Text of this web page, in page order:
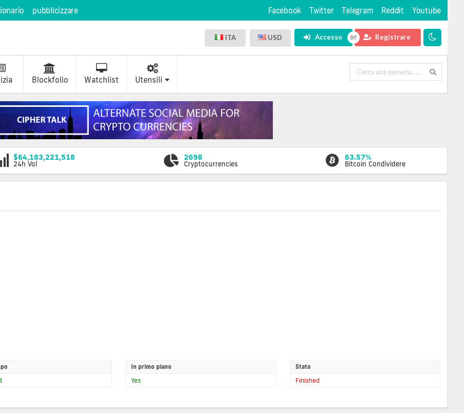
pubblicizzare Facebook Twitter Telegram Reddit Youtube
ITA USD Accesso Registrare
Blockfolio Watchlist Utensili
$64,183,221,518
24h Vol
2698
Cryptocurrencies
63.57%
Bitcoin Condividere
In primo piano
Yes
Stato
Finished